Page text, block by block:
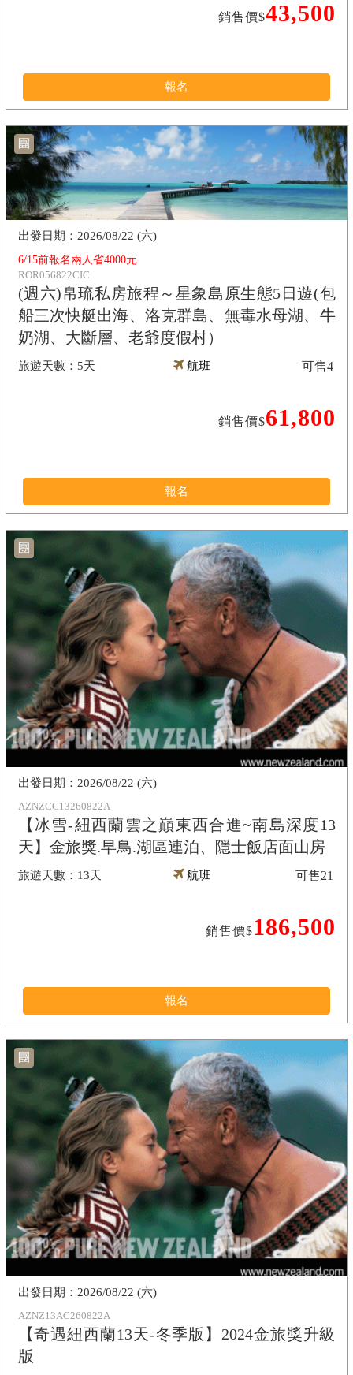
銷售價$43,500
報名
團
6/15前報名兩人省4000元
ROR056822CIC
(週六)帛琉私房旅程～星象島原生態5日遊(包
船三次快艇出海、洛克群島、無毒水母湖、牛
奶湖、大斷層、老爺度假村）
5天
2026/08/22 (六)
航班
銷售價$61,800
可售4
報名
團
AZNZCC13260822A
【冰雪-紐西蘭雲之巔東西合進~南島深度13
天】金旅獎.早鳥.湖區連泊、隱士飯店面山房
13天
2026/08/22 (六)
航班
銷售價$186,500
可售21
報名
團
AZNZ13AC260822A
【奇遇紐西蘭13天-冬季版】2024金旅獎升級
版
2026/08/22 (六)